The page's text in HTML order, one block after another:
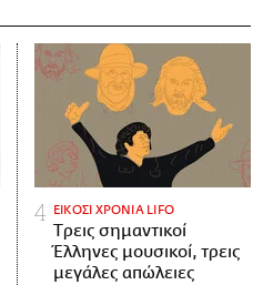
ΕΙΚΟΣΙ ΧΡΟΝΙΑ LIFO
Tρεις σημαντικοί
Έλληνες μουσικοί, τρεις
μεγάλες απώλειες